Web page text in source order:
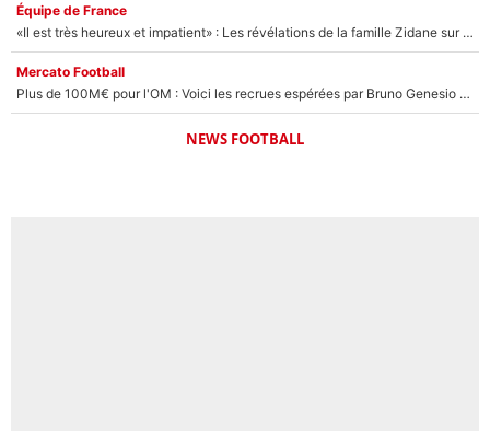
Équipe de France
«Il est très heureux et impatient» : Les révélations de la famille Zidane sur sa prise de pouvoir en équipe de France !
Mercato Football
Plus de 100M€ pour l'OM : Voici les recrues espérées par Bruno Genesio et Grégory Lorenzi après l’opération dégraissage
NEWS FOOTBALL